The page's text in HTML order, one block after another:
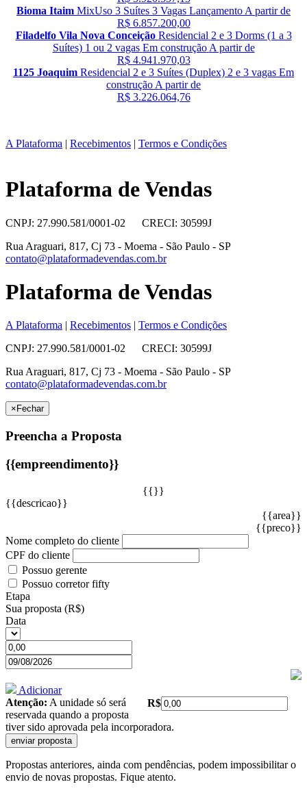
Bioma Itaim MixUso 3 Suítes 3 Vagas Lançamento A partir de
R$ 6.857.200,00
Filadelfo Vila Nova Conceição Residencial 2 e 3 Dorms (1 a 3
Suítes) 1 ou 2 vagas Em construção A partir de
R$ 4.941.970,03
1125 Joaquim Residencial 2 e 3 Suítes (Duplex) 2 e 3 vagas Em
construção A partir de
R$ 3.226.064,76
A Plataforma | Recebimentos | Termos e Condições
Plataforma de Vendas
CNPJ: 27.990.581/0001-02 CRECI: 30599J
Rua Araguari, 817, Cj 73 - Moema - São Paulo - SP
contato@plataformadevendas.com.br
Plataforma de Vendas
A Plataforma | Recebimentos | Termos e Condições
CNPJ: 27.990.581/0001-02 CRECI: 30599J
Rua Araguari, 817, Cj 73 - Moema - São Paulo - SP
contato@plataformadevendas.com.br
× Fechar
Preencha a Proposta
{{empreendimento}}
{{}}
{{descricao}}
{{area}}
{{preco}}
Nome completo do cliente
CPF do cliente
Possuo gerente
Possuo corretor fifty
Etapa
Sua proposta (R$)
Data
Adicionar
R$
Atenção: A unidade só será
reservada quando a proposta
tiver sido aprovada pela incorporadora.
Propostas anteriores, ainda com pendências, podem impossibilitar o
envio de novas propostas. Fique atento.